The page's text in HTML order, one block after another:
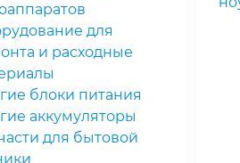
для
и расходные
блоки питания
аккумуляторы
для бытовой